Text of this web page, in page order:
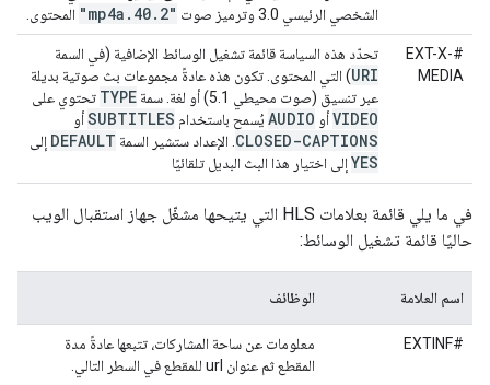
الشخصي الرئيسي 3.0 وترميز صوت
"mp4a . 40. 2" المحتوى.
#EXT-X-
MEDIA
تحدّد هذه السياسة قائمة تشغيل الوسائط الإضافية (في السمة
URI) التي المحتوى. تكون هذه عادةً مجموعات بث صوتية بديلة
عبر تنسيق (صوت محيطي 5.1) أو لغة. سمة
TYPE تحتوي على
VIDEOأو AUDIO يُسمح باستخدام SUBTITLESأو
CLOSED-CAPTIONS . الإعداد ستشير السمة DEFAULT إلى
YES إلى اختيار هذا البث البديل تلقائيًا
في ما يلي قائمة بعلامات HLS التي يتيحها مشغّل جهاز استقبال الويب
حاليًا قائمة تشغيل الوسائط:
اسم العلامة الوظائف
#EXTINF
معلومات عن ساحة المشاركات، تتبعها عادةً مدة
المقطع ثم عنوان url للمقطع في السطر التالي.